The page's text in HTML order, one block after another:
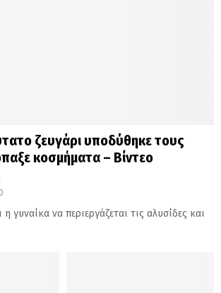
ζευγάρι υποδύθηκε τους
κοσμήματα – Βίντεο
0
η γυναίκα να περιεργάζεται τις αλυσίδες και